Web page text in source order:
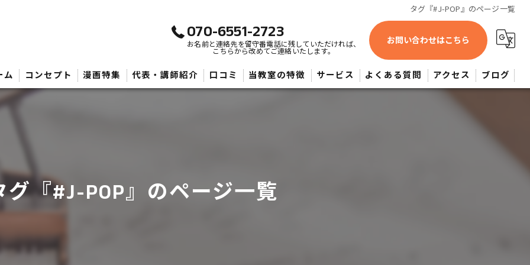
タグ『#J-POP』のページ一覧
070-6551-2723
お名前と連絡先を留守番電話に残していただければ、
こちらから改めてご連絡いたします。
お問い合わせはこちら
ム コンセプト 漫画特集 代表・講師紹介 口コミ 当教室の特徴
初心者
サービス よくある質問 アクセス ブログ
グ『#J-POP』のページ一覧